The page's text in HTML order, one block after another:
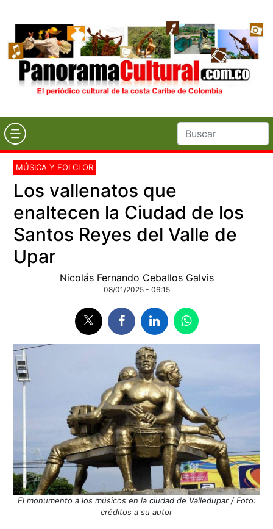
MÚSICA Y FOLCLOR
Los vallenatos que
enaltecen la Ciudad de los
Santos Reyes del Valle de
Upar
Nicolás Fernando Ceballos Galvis
08/01/2025 - 06:15
El monumento a los músicos en la ciudad de Valledupar / Foto:
créditos a su autor